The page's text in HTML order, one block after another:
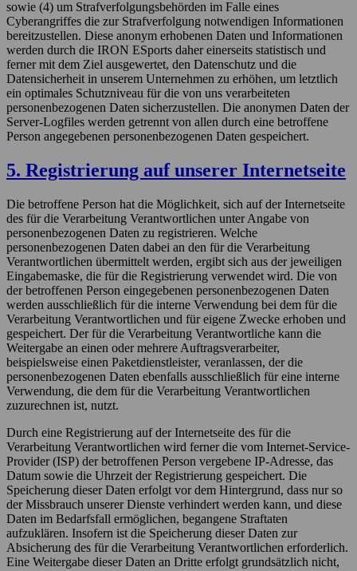
sowie (4) um Strafverfolgungsbehörden im Falle eines
Cyberangriffes die zur Strafverfolgung notwendigen Informationen
bereitzustellen. Diese anonym erhobenen Daten und Informationen
werden durch die IRON ESports daher einerseits statistisch und
ferner mit dem Ziel ausgewertet, den Datenschutz und die
Datensicherheit in unserem Unternehmen zu erhöhen, um letztlich
ein optimales Schutzniveau für die von uns verarbeiteten
personenbezogenen Daten sicherzustellen. Die anonymen Daten der
Server-Logfiles werden getrennt von allen durch eine betroffene
Person angegebenen personenbezogenen Daten gespeichert.
5. Registrierung auf unserer Internetseite
Die betroffene Person hat die Möglichkeit, sich auf der Internetseite
des für die Verarbeitung Verantwortlichen unter Angabe von
personenbezogenen Daten zu registrieren. Welche
personenbezogenen Daten dabei an den für die Verarbeitung
Verantwortlichen übermittelt werden, ergibt sich aus der jeweiligen
Eingabemaske, die für die Registrierung verwendet wird. Die von
der betroffenen Person eingegebenen personenbezogenen Daten
werden ausschließlich für die interne Verwendung bei dem für die
Verarbeitung Verantwortlichen und für eigene Zwecke erhoben und
gespeichert. Der für die Verarbeitung Verantwortliche kann die
Weitergabe an einen oder mehrere Auftragsverarbeiter,
beispielsweise einen Paketdienstleister, veranlassen, der die
personenbezogenen Daten ebenfalls ausschließlich für eine interne
Verwendung, die dem für die Verarbeitung Verantwortlichen
zuzurechnen ist, nutzt.
Durch eine Registrierung auf der Internetseite des für die
Verarbeitung Verantwortlichen wird ferner die vom Internet-Service-
Provider (ISP) der betroffenen Person vergebene IP-Adresse, das
Datum sowie die Uhrzeit der Registrierung gespeichert. Die
Speicherung dieser Daten erfolgt vor dem Hintergrund, dass nur so
der Missbrauch unserer Dienste verhindert werden kann, und diese
Daten im Bedarfsfall ermöglichen, begangene Straftaten
aufzuklären. Insofern ist die Speicherung dieser Daten zur
Absicherung des für die Verarbeitung Verantwortlichen erforderlich.
Eine Weitergabe dieser Daten an Dritte erfolgt grundsätzlich nicht,